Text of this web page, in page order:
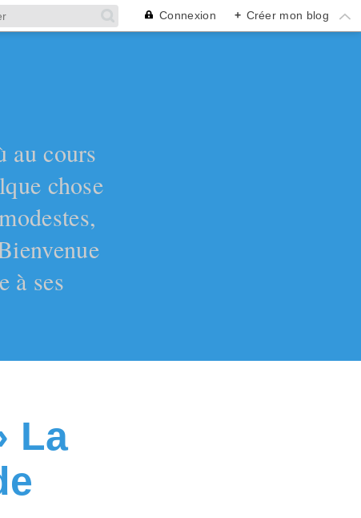
Connexion + Créer mon blog
au cours
chose
à ses
La